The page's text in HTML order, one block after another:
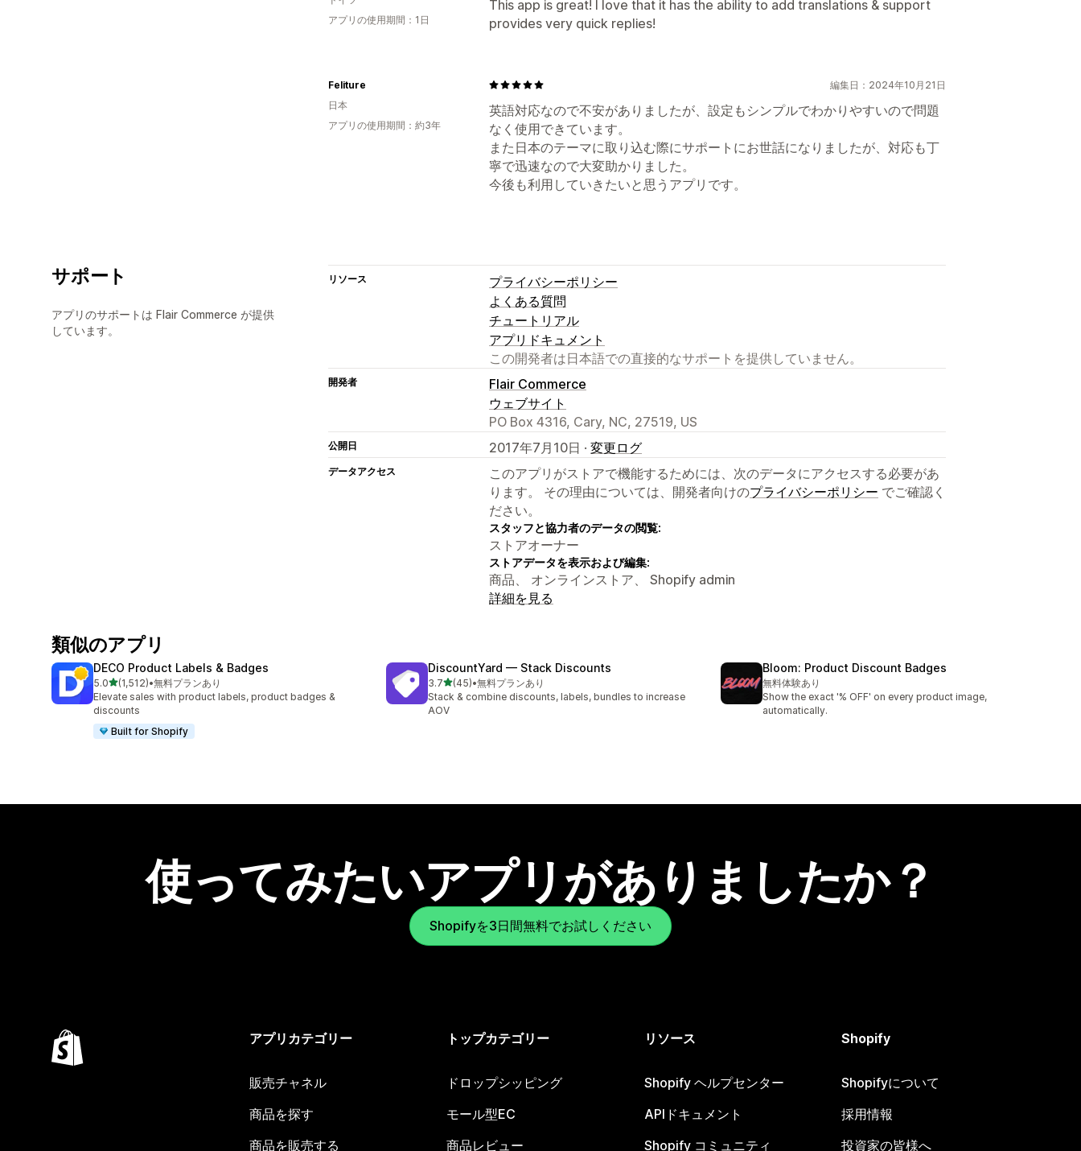
This app is great! I love that it has the ability to add translations & support
provides very quick replies!
アプリの使用期間：1日
編集日：2024年10月21日
英語対応なので不安がありましたが、設定もシンプルでわかりやすいので問題
なく使用できています。
また日本のテーマに取り込む際にサポートにお世話になりましたが、対応も丁
寧で迅速なので大変助かりました。
今後も利用していきたいと思うアプリです。
Feliture
日本
アプリの使用期間：約3年
サポート
アプリのサポートは Flair Commerce が提供
しています。
リソース
プライバシーポリシー
よくある質問
チュートリアル
アプリドキュメント
この開発者は日本語での直接的なサポートを提供していません。
開発者
Flair Commerce
ウェブサイト
PO Box 4316, Cary, NC, 27519, US
公開日 2017年7月10日 · 変更ログ
データアクセス
このアプリがストアで機能するためには、次のデータにアクセスする必要があ
ります。 その理由については、開発者向けのプライバシーポリシー でご確認く
ださい。
スタッフと協力者のデータの閲覧:
ストアオーナー
ストアデータを表示および編集:
商品、 オンラインストア、 Shopify admin
詳細を見る
類似のアプリ
DECO Product Labels & Badges
5.05つ星中
(1,512)
合計レビュー数：1512件
•無料プランあり
Elevate sales with product labels, product badges &
discounts
Built for Shopify
DiscountYard — Stack Discounts
3.75つ星中
(45)
合計レビュー数：45件
•無料プランあり
Stack & combine discounts, labels, bundles to increase
AOV
Bloom: Product Discount Badges
無料体験あり
Show the exact '% OFF' on every product image,
automatically.
使ってみたいアプリがありましたか？
Shopifyを3日間無料でお試しください
アプリカテゴリー
販売チャネル
商品を探す
商品を販売する
トップカテゴリー
ドロップシッピング
モール型EC
商品レビュー
リソース
Shopify ヘルプセンター
APIドキュメント
Shopify コミュニティ
Shopify
Shopifyについて
採用情報
投資家の皆様へ